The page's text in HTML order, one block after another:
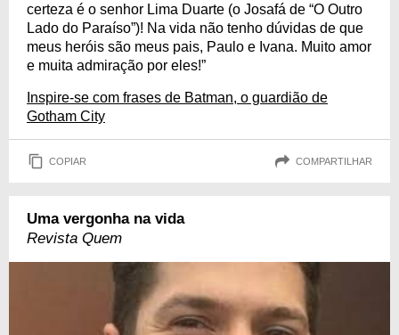
certeza é o senhor Lima Duarte (o Josafá de “O Outro
Lado do Paraíso”)! Na vida não tenho dúvidas de que
meus heróis são meus pais, Paulo e Ivana. Muito amor
e muita admiração por eles!”
Inspire-se com frases de Batman, o guardião de
Gotham City
COPIAR COMPARTILHAR
Uma vergonha na vida
Revista Quem